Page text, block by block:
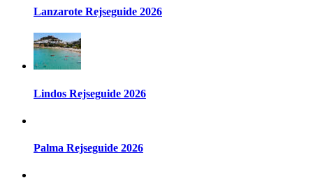
Lanzarote Rejseguide 2026
Lindos Rejseguide 2026
Palma Rejseguide 2026